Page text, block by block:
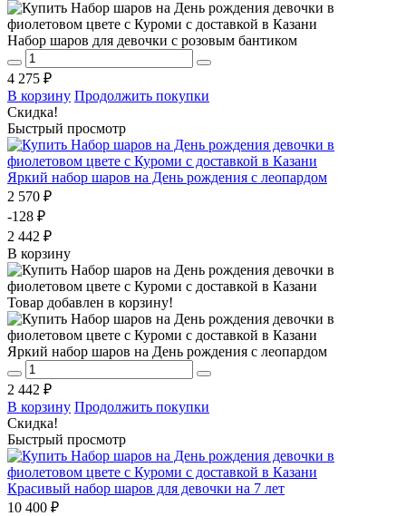
Набор шаров для девочки с розовым бантиком
4 275 ₽
В корзину Продолжить покупки
Скидка!
Быстрый просмотр
Яркий набор шаров на День рождения с леопардом
2 570 ₽
-128 ₽
2 442 ₽
В корзину
Товар добавлен в корзину!
Яркий набор шаров на День рождения с леопардом
2 442 ₽
В корзину Продолжить покупки
Скидка!
Быстрый просмотр
Красивый набор шаров для девочки на 7 лет
10 400 ₽